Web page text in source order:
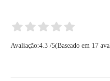
Avaliação:4.3 /5(Baseado em 17